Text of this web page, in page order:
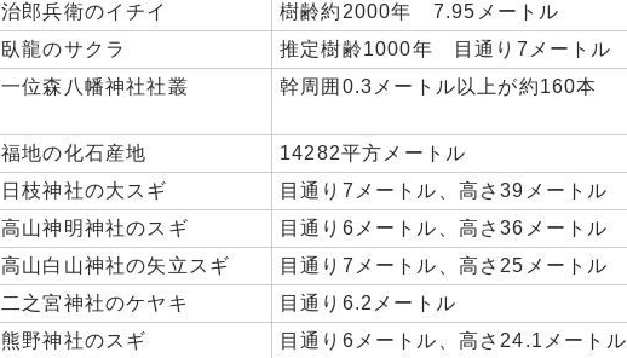
治郎兵衛のイチイ 樹齢約2000年 7.95メートル
臥龍のサクラ 推定樹齢1000年 目通り7メートル
一位森八幡神社社叢 幹周囲0.3メートル以上が約160本
福地の化石産地 14282平方メートル
日枝神社の大スギ 目通り7メートル、高さ39メートル
高山神明神社のスギ 目通り6メートル、高さ36メートル
高山白山神社の矢立スギ 目通り7メートル、高さ25メートル
二之宮神社のケヤキ 目通り6.2メートル
熊野神社のスギ 目通り6メートル、高さ24.1メートル